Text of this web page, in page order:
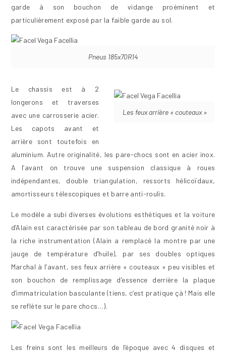
garde à son bouchon de vidange proéminent et
particulièrement exposé par la faible garde au sol.
Pneus 185x70R14
Les feux arrière « couteaux »
Le chassis est à 2
longerons et traverses
avec une carrosserie acier.
Les capots avant et
arrière sont toutefois en
aluminium. Autre originalité, les pare-chocs sont en acier inox.
A l’avant on trouve une suspension classique à roues
indépendantes, double triangulation, ressorts hélicoïdaux,
amortisseurs télescopiques et barre anti-roulis.
Le modèle a subi diverses évolutions esthétiques et la voiture
d’Alain est caractérisée par son tableau de bord granité noir à
la riche instrumentation (Alain a remplacé la montre par une
jauge de température d’huile), par ses doubles optiques
Marchal à l’avant, ses feux arrière « couteaux » peu visibles et
son bouchon de remplissage d’essence derrière la plaque
d’immatriculation basculante (tiens, c’est pratique çà ! Mais elle
se reflète sur le pare chocs…).
Les freins sont les meilleurs de l’époque avec 4 disques et